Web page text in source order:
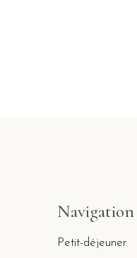
Navigation
Petit-déjeuner